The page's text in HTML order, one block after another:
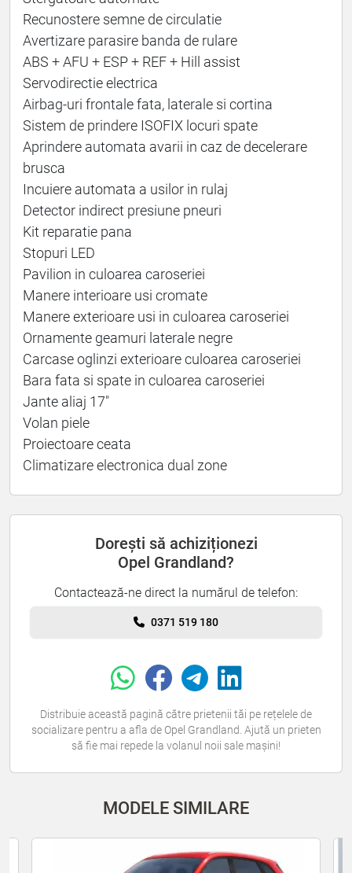
Recunostere semne de circulatie
Avertizare parasire banda de rulare
ABS + AFU + ESP + REF + Hill assist
Servodirectie electrica
Airbag-uri frontale fata, laterale si cortina
Sistem de prindere ISOFIX locuri spate
Aprindere automata avarii in caz de decelerare
brusca
Incuiere automata a usilor in rulaj
Detector indirect presiune pneuri
Kit reparatie pana
Stopuri LED
Pavilion in culoarea caroseriei
Manere interioare usi cromate
Manere exterioare usi in culoarea caroseriei
Ornamente geamuri laterale negre
Carcase oglinzi exterioare culoarea caroseriei
Bara fata si spate in culoarea caroseriei
Jante aliaj 17"
Volan piele
Proiectoare ceata
Climatizare electronica dual zone
Dorești să achiziționezi
Opel Grandland?
Contactează-ne direct la numărul de telefon:
0371 519 180
Distribuie această pagină către prietenii tăi pe rețelele de
socializare pentru a afla de Opel Grandland. Ajută un prieten
să fie mai repede la volanul noii sale mașini!
MODELE SIMILARE